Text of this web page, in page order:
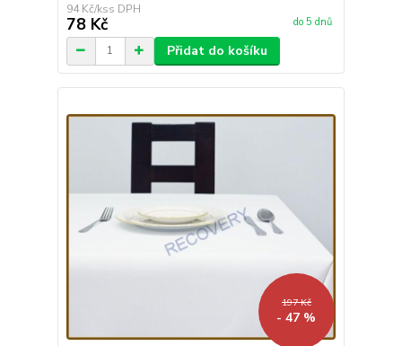
94 Kč/ks
78 Kč do 5 dnů
Přidat do košíku
197 Kč
- 47 %